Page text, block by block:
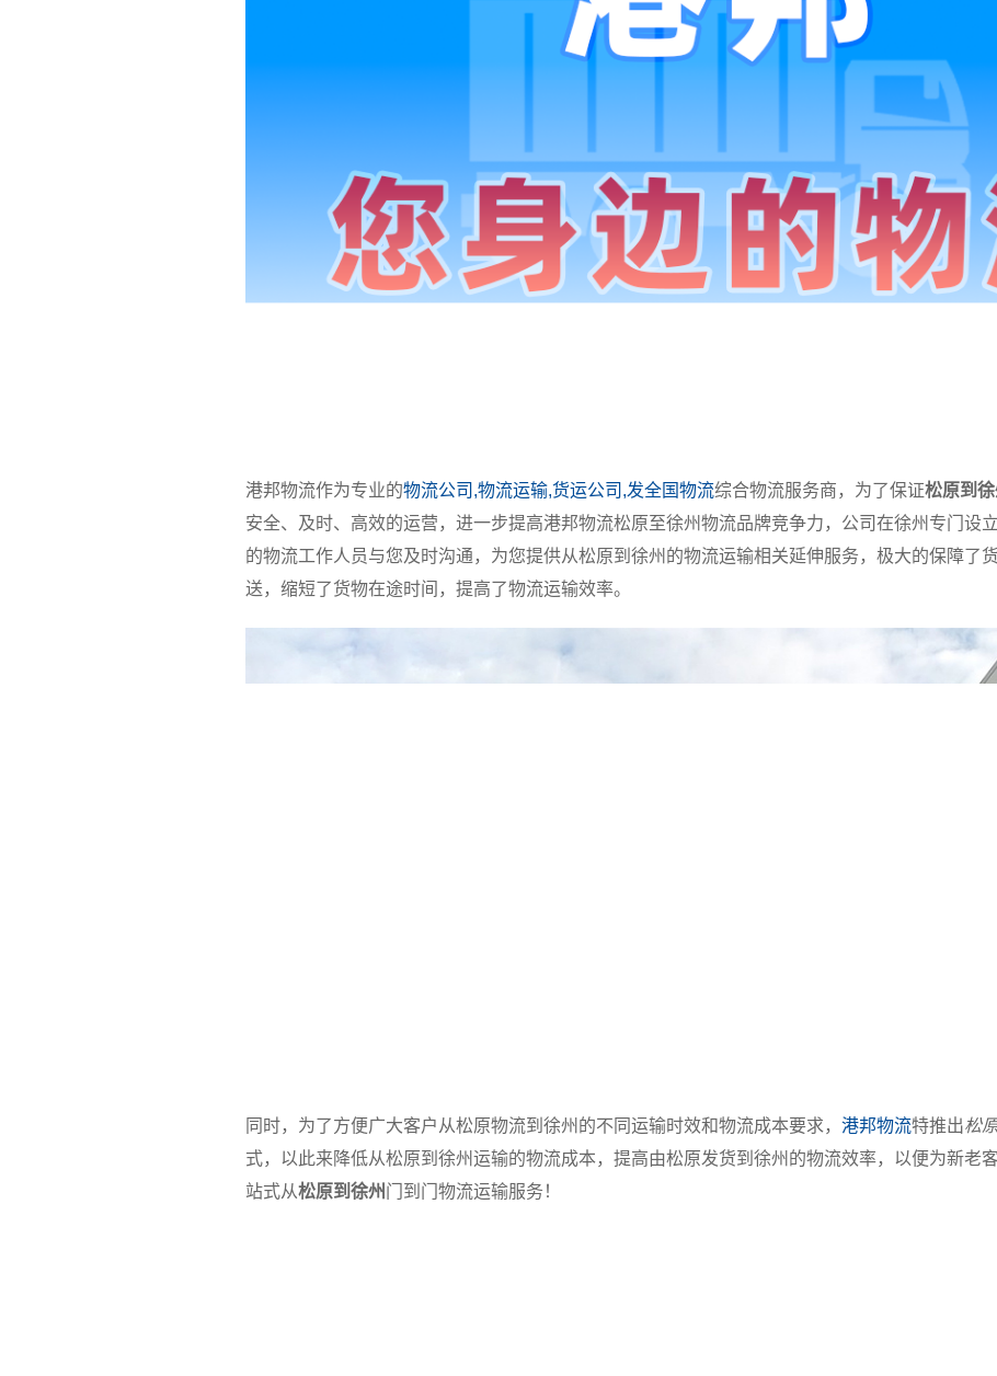
港邦物流作为专业的物流公司,物流运输,货运公司,发全国物流综合物流服务商，为了保证松原到
安全、及时、高效的运营，进一步提高港邦物流松原至徐州物流品牌竞争力，公司在徐州专门设
的物流工作人员与您及时沟通，为您提供从松原到徐州的物流运输相关延伸服务，极大的保障了
送，缩短了货物在途时间，提高了物流运输效率。
同时，为了方便广大客户从松原物流到徐州的不同运输时效和物流成本要求， 港邦物流特推出松
式，以此来降低从松原到徐州运输的物流成本，提高由松原发货到徐州的物流效率，以便为新老
站式从松原到徐州 门到门物流运输服务！